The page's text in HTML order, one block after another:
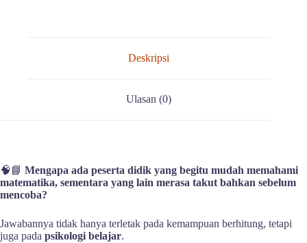
Deskripsi
Ulasan (0)
🧠📘 Mengapa ada peserta didik yang begitu mudah memahami
matematika, sementara yang lain merasa takut bahkan sebelum
mencoba?
Jawabannya tidak hanya terletak pada kemampuan berhitung, tetapi
juga pada psikologi belajar.